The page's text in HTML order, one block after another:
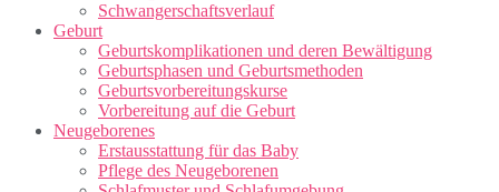
Schwangerschaftsverlauf
Geburt
Geburtskomplikationen und deren Bewältigung
Geburtsphasen und Geburtsmethoden
Geburtsvorbereitungskurse
Vorbereitung auf die Geburt
Neugeborenes
Erstausstattung für das Baby
Pflege des Neugeborenen